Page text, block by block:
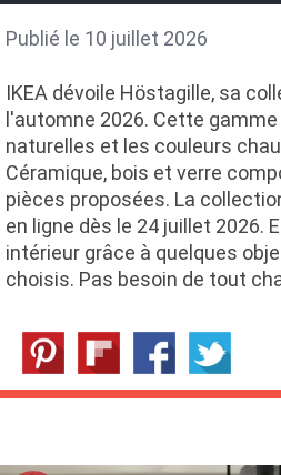
Publié le 10 juillet 2026
IKEA dévoile Höstagille, sa
l'automne 2026. Cette
naturelles et les couleurs
Céramique, bois et verre
pièces proposées. La
en ligne dès le 24 juillet 2026.
intérieur grâce à quelques
choisis. Pas besoin de tout